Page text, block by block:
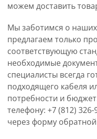
можем доставить
Мы заботимся о
предлагаем только
соответствующую
необходимые
специалисты всегда
подходящего кабеля
потребности и
телефону: +7 (812)
через форму обратной